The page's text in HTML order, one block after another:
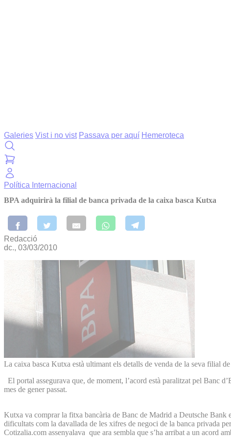
Galeries Vist i no vist Passava per aquí Hemeroteca
Política Internacional
BPA adquirirà la filial de banca privada de la caixa basca Kutxa
Redacció
dc., 03/03/2010
La caixa basca Kutxa està ultimant els detalls de venda de la seva filial
El portal assegurava que, de moment, l’acord està paralitzat pel Banc
mes de gener passat.
Kutxa va comprar la fitxa bancària de Banc de Madrid a Deutsche Bank
dificultats com la davallada de les xifres de negoci de la banca privada
Cotizalia.com assenyalava que ara sembla que s’ha arribat a un acord